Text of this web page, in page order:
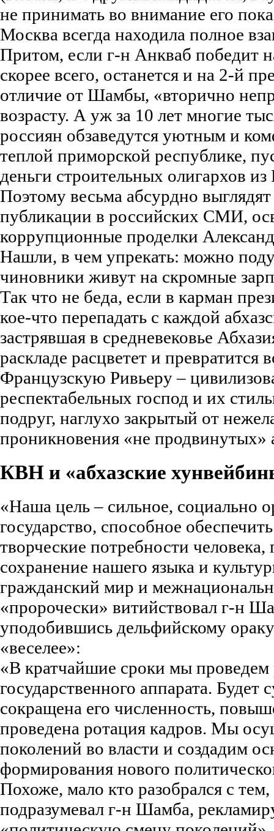
не принимать во внимание его
Москва всегда находила полное
Притом, если г-н Анкваб победит
скорее всего, останется и на 2-й
отличие от Шамбы, «вторично
возрасту. А уж за 10 лет многие
россиян обзаведутся уютным и
теплой приморской республике,
деньги строительных олигархов
Поэтому весьма абсурдно
публикации в российских СМИ,
коррупционные проделки
Нашли, в чем упрекать: можно
чиновники живут на скромные
Так что не беда, если в карман
кое-что перепадать с каждой
застрявшая в средневековье
раскладе расцветет и превратится
Французскую Ривьеру –
респектабельных господ и их
подруг, наглухо закрытый от
проникновения «не продвинутых»
КВН и «абхазские
«Наша цель – сильное, социально
государство, способное
творческие потребности человека,
сохранение нашего языка и
гражданский мир и
«пророчески» витийствовал г-н
уподобившись дельфийскому
«веселее»:
«В кратчайшие сроки мы
государственного аппарата. Будет
сокращена его численность,
проведена ротация кадров. Мы
поколений во власти и создадим
формирования нового
Похоже, мало кто разобрался с
подразумевал г-н Шамба,